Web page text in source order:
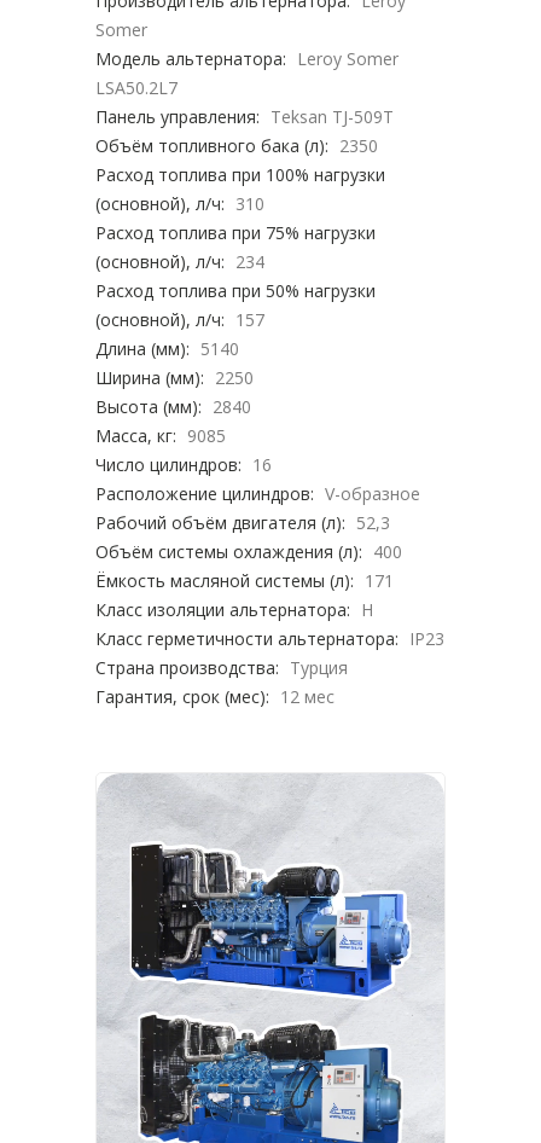
Somer
Модель альтернатора:
Leroy Somer
LSA50.2L7
Панель управления: Teksan TJ-509T
Объём топливного бака (л): 2350
Расход топлива при 100% нагрузки
(основной), л/ч: 310
Расход топлива при 75% нагрузки
(основной), л/ч: 234
Расход топлива при 50% нагрузки
(основной), л/ч: 157
Длина (мм): 5140
Ширина (мм): 2250
Высота (мм): 2840
Масса, кг: 9085
Число цилиндров: 16
Расположение цилиндров: V-образное
Рабочий объём двигателя (л): 52,3
Объём системы охлаждения (л): 400
Ёмкость масляной системы (л): 171
Класс изоляции альтернатора:
H
Класс герметичности альтернатора:
IP23
Страна производства: Турция
Гарантия, срок (мес): 12 мес